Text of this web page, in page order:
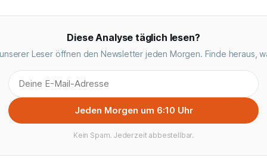
Diese Analyse täglich lesen?
Leser öffnen den Newsletter jeden Morgen. Finde heraus,
Jeden Morgen um 6:10 Uhr
Kein Spam. Jederzeit abbestellbar.